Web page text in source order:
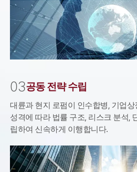
구성원 소개
음주운전·교통사고전
소식/자료
법률 블로그
법률서식
뉴스레터/브로슈
세미나
대륜법률상담
03공동 전략 수립
대륜과 현지 로펌이 인수합병, 기업
성격에 따라 법률 구조, 리스크 분석,
립하여 신속하게 이행합니다.